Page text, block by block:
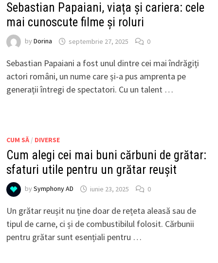
Sebastian Papaiani, viața și cariera: cele
mai cunoscute filme și roluri
by Dorina septembrie 27, 2025 0
Sebastian Papaiani a fost unul dintre cei mai îndrăgiți
actori români, un nume care și-a pus amprenta pe
generații întregi de spectatori. Cu un talent …
CUM SĂ/ DIVERSE
Cum alegi cei mai buni cărbuni de grătar:
sfaturi utile pentru un grătar reușit
by Symphony AD iunie 23, 2025 0
Un grătar reușit nu ține doar de rețeta aleasă sau de
tipul de carne, ci și de combustibilul folosit. Cărbunii
pentru grătar sunt esențiali pentru …